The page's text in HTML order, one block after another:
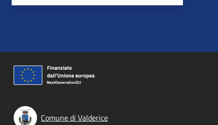
Comune di Valderice